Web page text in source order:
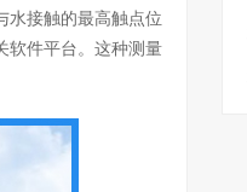
水接触的最高触点位
软件平台。这种测量